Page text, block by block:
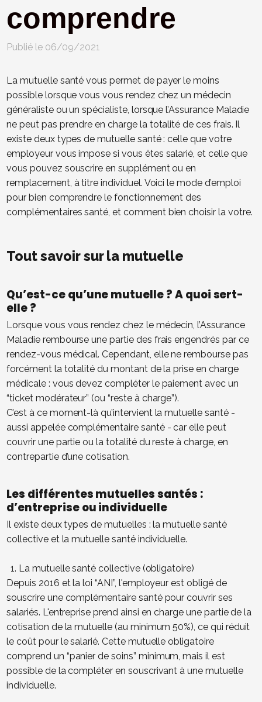
comprendre
Publié le 06/09/2021
La mutuelle santé vous permet de payer le moins
possible lorsque vous vous rendez chez un médecin
généraliste ou un spécialiste, lorsque l’Assurance Maladie
ne peut pas prendre en charge la totalité de ces frais. Il
existe deux types de mutuelle santé : celle que votre
employeur vous impose si vous êtes salarié, et celle que
vous pouvez souscrire en supplément ou en
remplacement, à titre individuel. Voici le mode d’emploi
pour bien comprendre le fonctionnement des
complémentaires santé, et comment bien choisir la votre.
Tout savoir sur la mutuelle
Qu’est-ce qu’une mutuelle ? A quoi sert-
elle ?
Lorsque vous vous rendez chez le médecin, l’Assurance
Maladie rembourse une partie des frais engendrés par ce
rendez-vous médical. Cependant, elle ne rembourse pas
forcément la totalité du montant de la prise en charge
médicale : vous devez compléter le paiement avec un
“ticket modérateur” (ou “reste à charge”).
C’est à ce moment-là qu’intervient la mutuelle santé -
aussi appelée complémentaire santé - car elle peut
couvrir une partie ou la totalité du reste à charge, en
contrepartie d’une cotisation.
Les différentes mutuelles santés :
d’entreprise ou individuelle
Il existe deux types de mutuelles : la mutuelle santé
collective et la mutuelle santé individuelle.
La mutuelle santé collective (obligatoire)
Depuis 2016 et la loi “ANI”, l'employeur est obligé de
souscrire une complémentaire santé pour couvrir ses
salariés. L'entreprise prend ainsi en charge une partie de la
cotisation de la mutuelle (au minimum 50%), ce qui réduit
le coût pour le salarié. Cette mutuelle obligatoire
comprend un “panier de soins” minimum, mais il est
possible de la compléter en souscrivant à une mutuelle
individuelle.